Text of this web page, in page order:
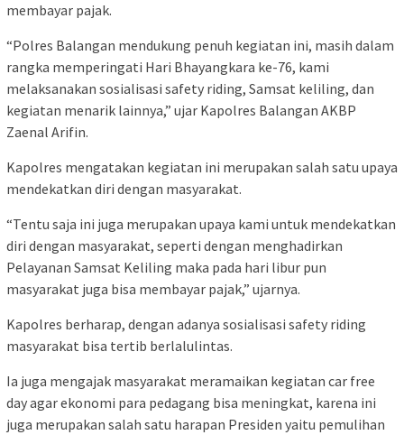
membayar pajak.
“Polres Balangan mendukung penuh kegiatan ini, masih dalam
rangka memperingati Hari Bhayangkara ke-76, kami
melaksanakan sosialisasi safety riding, Samsat keliling, dan
kegiatan menarik lainnya,” ujar Kapolres Balangan AKBP
Zaenal Arifin.
Kapolres mengatakan kegiatan ini merupakan salah satu upaya
mendekatkan diri dengan masyarakat.
“Tentu saja ini juga merupakan upaya kami untuk mendekatkan
diri dengan masyarakat, seperti dengan menghadirkan
Pelayanan Samsat Keliling maka pada hari libur pun
masyarakat juga bisa membayar pajak,” ujarnya.
Kapolres berharap, dengan adanya sosialisasi safety riding
masyarakat bisa tertib berlalulintas.
Ia juga mengajak masyarakat meramaikan kegiatan car free
day agar ekonomi para pedagang bisa meningkat, karena ini
juga merupakan salah satu harapan Presiden yaitu pemulihan